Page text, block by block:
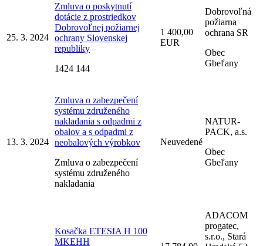
25. 3. 2024
Zmluva o poskytnutí
dotácie z prostriedkov
Dobrovoľnej požiarnej
ochrany Slovenskej
republiky
1424 144
1 400,00
EUR
Dobrovoľná
požiarna
ochrana SR
Obec
Gbeľany
13. 3. 2024
Zmluva o zabezpečení
systému združeného
nakladania s odpadmi z
obalov a s odpadmi z
neobalových výrobkov
Zmluva o zabezpečení
systému združeného
nakladania
Neuvedené
NATUR-
PACK, a.s.
Obec
Gbeľany
Kosačka ETESIA H 100
MKEHH
ADACOM
progatec,
s.r.o., Stará